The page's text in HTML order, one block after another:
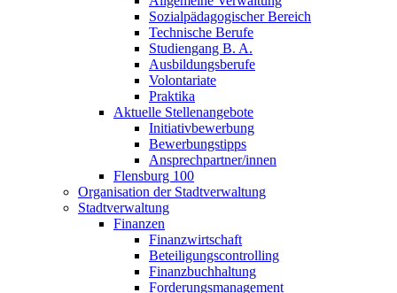
Sozialpädagogischer Bereich
Technische Berufe
Studiengang B. A.
Ausbildungsberufe
Volontariate
Praktika
Aktuelle Stellenangebote
Initiativbewerbung
Bewerbungstipps
Ansprechpartner/innen
Flensburg 100
Organisation der Stadtverwaltung
Stadtverwaltung
Finanzen
Finanzwirtschaft
Beteiligungscontrolling
Finanzbuchhaltung
Forderungsmanagement